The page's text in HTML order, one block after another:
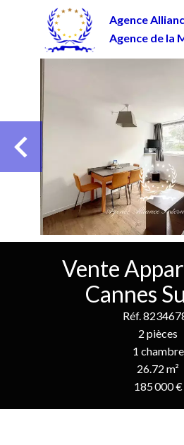
Agence
Agence de la
Vente
Cannes
Réf.
2 pièces
1 chambre
26.72 m²
185 000 €